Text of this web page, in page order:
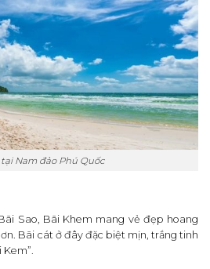
tại Nam đảo Phú Quốc
Sao, Bãi Khem mang vẻ đẹp hoang
Bãi cát ở đây đặc biệt mịn, trắng tinh
Kem”.